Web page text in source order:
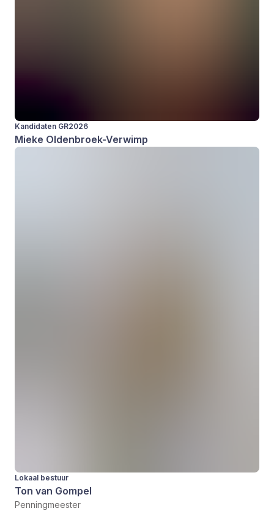
Kandidaten GR2026
Mieke Oldenbroek-Verwimp
Lokaal bestuur
Ton van Gompel
Penningmeester